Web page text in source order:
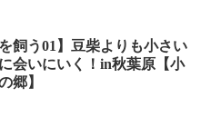
を飼う01】豆柴よりも小さい
会いにいく！in秋葉原【小
郷】